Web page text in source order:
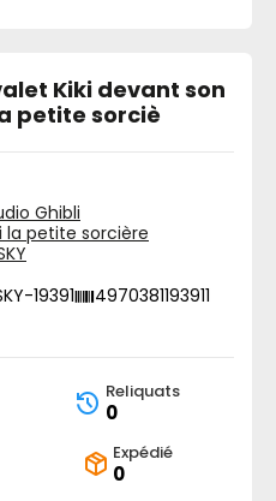
Kiki devant son
petite sorciè
Ghibli
la petite sorcière
19391
4970381193911
Reliquats
0
Expédié
0